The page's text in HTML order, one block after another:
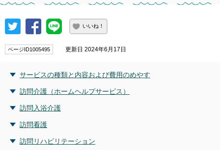
いいね！
ページID1005495 更新日 2024年6月17日
サービスの種類と内容および費用のめやす
訪問介護（ホームヘルプサービス）
訪問入浴介護
訪問看護
訪問リハビリテーション